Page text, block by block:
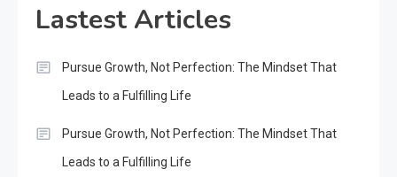
Lastest Articles
Pursue Growth, Not Perfection: The Mindset That
Leads to a Fulfilling Life
Pursue Growth, Not Perfection: The Mindset That
Leads to a Fulfilling Life